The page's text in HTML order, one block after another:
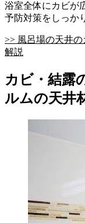
浴室全体にカビが
予防対策をしっか
>> 風呂場の天井
解説
カビ・結露
ルムの天井